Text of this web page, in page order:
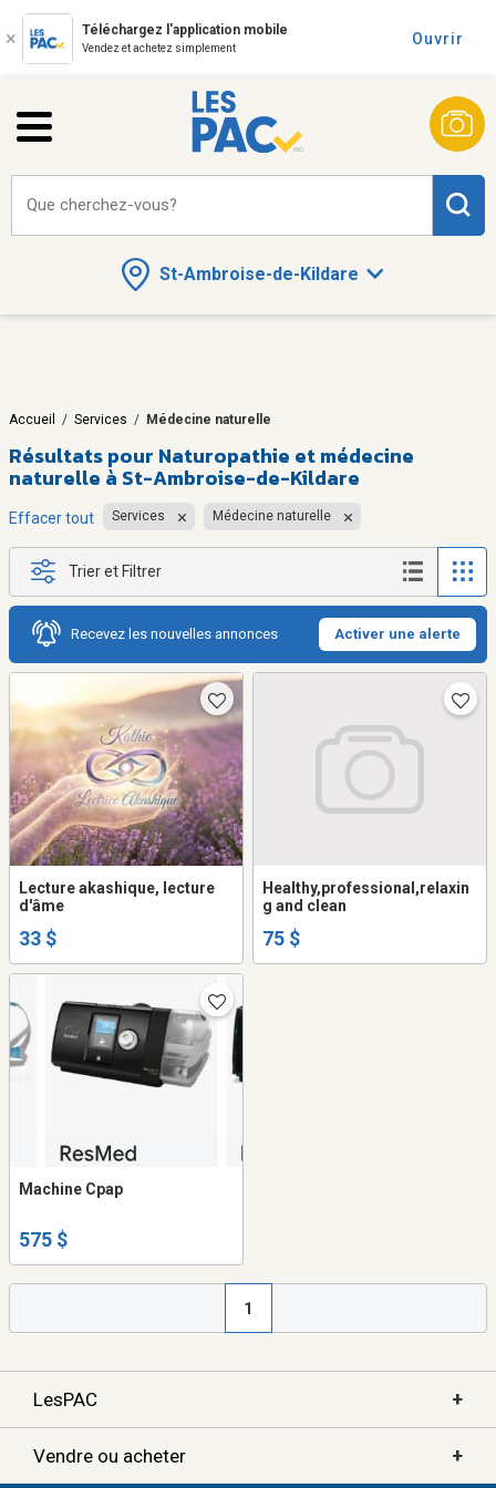
Téléchargez l'application mobile
Vendez et achetez simplement
Ouvrir
St-Ambroise-de-Kildare
Que cherchez-vous?
Accueil / Services / Médecine naturelle
Résultats pour Naturopathie et médecine
naturelle à St-Ambroise-de-Kildare
Effacer tout Services Médecine naturelle
Trier et Filtrer
Recevez les nouvelles annonces Activer une alerte
Lecture akashique, lecture
d'âme
33 $
Healthy,professional,relaxin
g and clean
75 $
Machine Cpap
575 $
1
LesPAC +
Vendre ou acheter +